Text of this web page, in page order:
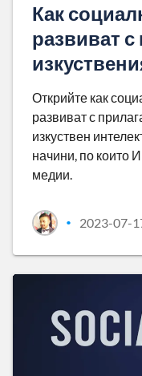
Как
развиват
Открийте как
развиват с
изкуствен
начини, по които
медии.
• 2023-07-